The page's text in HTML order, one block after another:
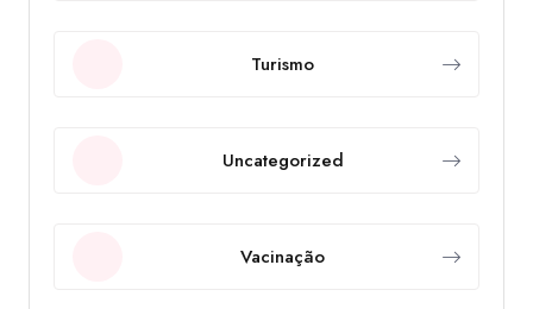
Turismo
Uncategorized
Vacinação